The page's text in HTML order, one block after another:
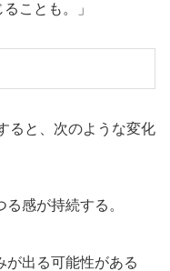
ことも。」
ると、次のような変化
感が持続する。
が出る可能性がある